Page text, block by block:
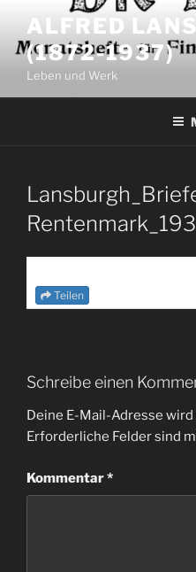
Inhalt
springen
ALFRED
(1872-1937)
Leben und Werk
Teilen
Schreibe einen
Deine E-Mail-Adresse
Erforderliche Felder sind
Kommentar*